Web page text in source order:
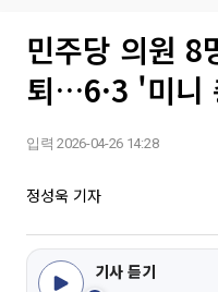
민주당 의원 8
퇴…6·3 '미니
입력 2026-04-26 14:28
정성욱 기자
기사 듣기